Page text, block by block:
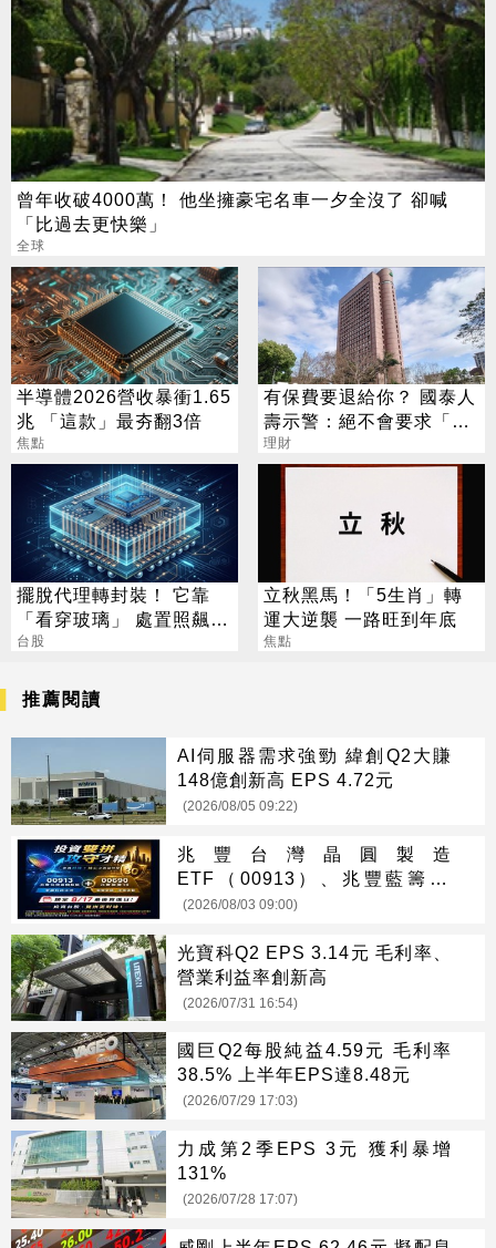
曾年收破4000萬！ 他坐擁豪宅名車一夕全沒了 卻喊
「比過去更快樂」
全球
半導體2026營收暴衝1.65
兆 「這款」最夯翻3倍
焦點
有保費要退給你？ 國泰人
壽示警：絕不會要求「這
2事」
理財
擺脫代理轉封裝！ 它靠
「看穿玻璃」 處置照飆2
漲停
台股
立秋黑馬！「5生肖」轉
運大逆襲 一路旺到年底
焦點
推薦閱讀
AI伺服器需求強勁 緯創Q2大賺
148億創新高 EPS 4.72元
(2026/08/05 09:22)
兆豐台灣晶圓製造
ETF（00913）、兆豐藍籌30
ETF（00690） 最新配息時程出
(2026/08/03 09:00)
光寶科Q2 EPS 3.14元 毛利率、
營業利益率創新高
(2026/07/31 16:54)
國巨Q2每股純益4.59元 毛利率
38.5% 上半年EPS達8.48元
(2026/07/29 17:03)
力成第2季EPS 3元 獲利暴增
131%
(2026/07/28 17:07)